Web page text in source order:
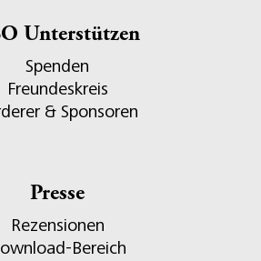
Unterstützen
Spenden
Freundeskreis
& Sponsoren
Presse
Rezensionen
Bereich